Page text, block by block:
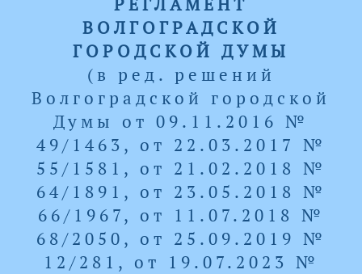
РЕГЛАМЕНТ
ВОЛГОГРАДСКОЙ
ГОРОДСКОЙ ДУМЫ
(в ред. решений
Волгоградской городской
Думы от 09.11.2016 №
49/1463, от 22.03.2017 №
55/1581, от 21.02.2018 №
64/1891, от 23.05.2018 №
66/1967, от 11.07.2018 №
68/2050, от 25.09.2019 №
12/281, от 19.07.2023 №